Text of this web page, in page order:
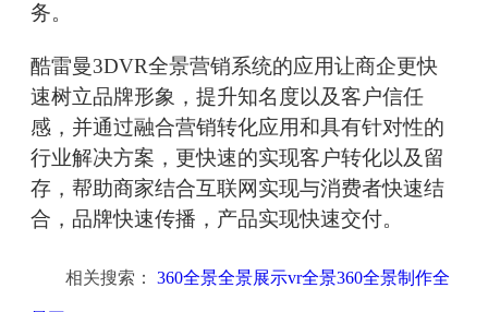
务。
酷雷曼3DVR全景营销系统的应用让商企更快
速树立品牌形象，提升知名度以及客户信任
感，并通过融合营销转化应用和具有针对性的
行业解决方案，更快速的实现客户转化以及留
存，帮助商家结合互联网实现与消费者快速结
合，品牌快速传播，产品实现快速交付。
相关搜索： 360全景全景展示vr全景360全景制作全